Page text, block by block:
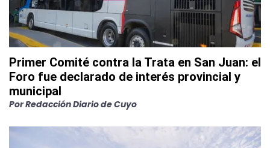
Primer Comité contra la Trata en San Juan: el
Foro fue declarado de interés provincial y
municipal
PorRedacción Diario de Cuyo